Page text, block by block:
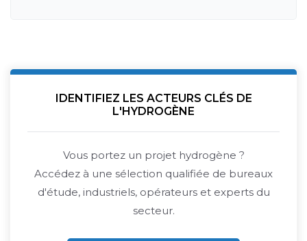
IDENTIFIEZ LES ACTEURS CLÉS DE
L'HYDROGÈNE
Vous portez un projet hydrogène ?
Accédez à une sélection qualifiée de bureaux
d'étude, industriels, opérateurs et experts du
secteur.